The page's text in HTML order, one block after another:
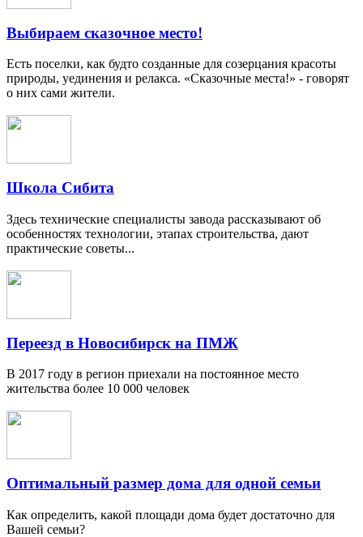
Выбираем сказочное место!
Есть поселки, как будто созданные для созерцания красоты
природы, уединения и релакса. «Сказочные места!» - говорят
о них сами жители.
Школа Сибита
Здесь технические специалисты завода рассказывают об
особенностях технологии, этапах строительства, дают
практические советы...
Переезд в Новосибирск на ПМЖ
В 2017 году в регион приехали на постоянное место
жительства более 10 000 человек
Оптимальный размер дома для одной семьи
Как определить, какой площади дома будет достаточно для
Вашей семьи?